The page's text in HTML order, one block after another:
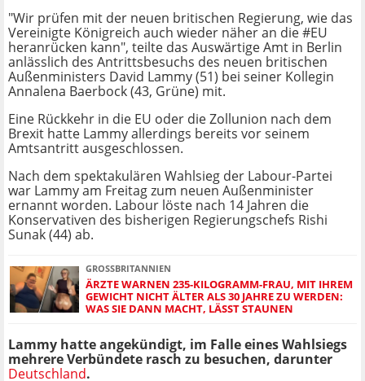
"Wir prüfen mit der neuen britischen Regierung, wie das
Vereinigte Königreich auch wieder näher an die #EU
heranrücken kann", teilte das Auswärtige Amt in Berlin
anlässlich des Antrittsbesuchs des neuen britischen
Außenministers David Lammy (51) bei seiner Kollegin
Annalena Baerbock (43, Grüne) mit.
Eine Rückkehr in die EU oder die Zollunion nach dem
Brexit hatte Lammy allerdings bereits vor seinem
Amtsantritt ausgeschlossen.
Nach dem spektakulären Wahlsieg der Labour-Partei
war Lammy am Freitag zum neuen Außenminister
ernannt worden. Labour löste nach 14 Jahren die
Konservativen des bisherigen Regierungschefs Rishi
Sunak (44) ab.
GROSSBRITANNIEN
ÄRZTE WARNEN 235-KILOGRAMM-FRAU, MIT IHREM
GEWICHT NICHT ÄLTER ALS 30 JAHRE ZU WERDEN:
WAS SIE DANN MACHT, LÄSST STAUNEN
Lammy hatte angekündigt, im Falle eines Wahlsiegs
mehrere Verbündete rasch zu besuchen, darunter
Deutschland.